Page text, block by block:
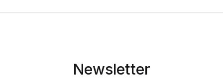
Newsletter